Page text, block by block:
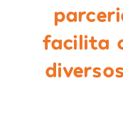
facilita